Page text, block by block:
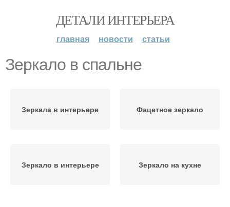
ДЕТАЛИ ИНТЕРЬЕРА
главная новости статьи
Зеркало в спальне
Зеркала в интерьере Фацетное зеркало
Зеркало в интерьере Зеркало на кухне